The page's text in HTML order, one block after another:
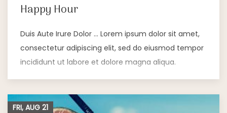
Happy Hour
Duis Aute Irure Dolor … Lorem ipsum dolor sit amet,
consectetur adipiscing elit, sed do eiusmod tempor
incididunt ut labore et dolore magna aliqua.
FRI, AUG 21